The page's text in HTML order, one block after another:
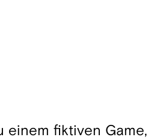
einem fiktiven